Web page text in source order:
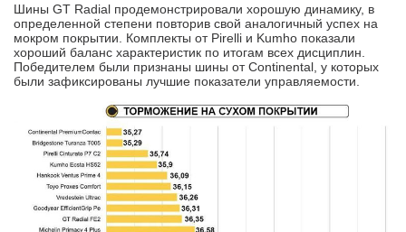
Шины GT Radial продемонстрировали хорошую динамику, в
определенной степени повторив свой аналогичный успех на
мокром покрытии. Комплекты от Pirelli и Kumho показали
хороший баланс характеристик по итогам всех дисциплин.
Победителем были признаны шины от Continental, у которых
были зафиксированы лучшие показатели управляемости.